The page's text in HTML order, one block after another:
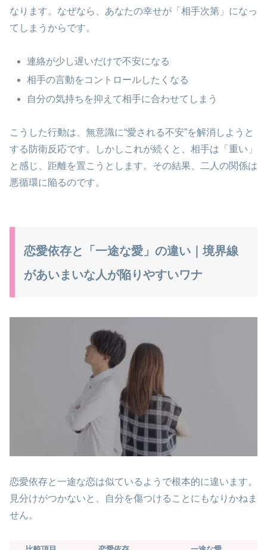
なります。なぜなら、あなたの幸せが「相手次第」になっ
てしまうからです。
連絡が少し遅いだけで不安になる
相手の言動をコントロールしたくなる
自分の気持ちを抑えて相手に合わせてしまう
こうした行動は、無意識に“愛される不安”を解消しようと
する防衛反応です。しかしこれが続くと、相手は「重い」
と感じ、距離を置こうとします。その結果、二人の関係は
悪循環に陥るのです。
恋愛依存と「一途な愛」の違い｜境界線
があいまいな人が陥りやすいワナ
恋愛依存と一途な恋は似ているようで根本的に違います。
見分けがつかないと、自分を傷つけることにもなりかねま
せん。